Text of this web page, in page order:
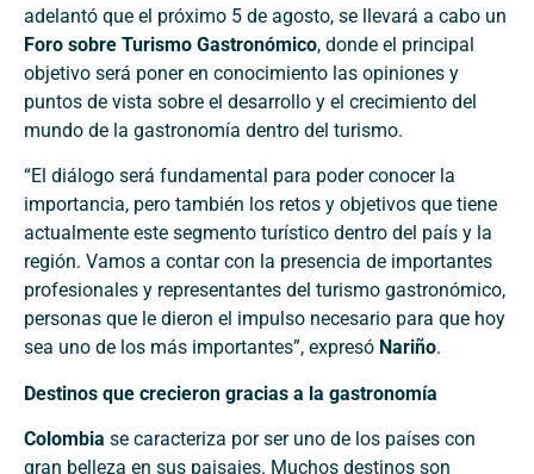
adelantó que el próximo 5 de agosto, se llevará a cabo un
Foro sobre Turismo Gastronómico, donde el principal
objetivo será poner en conocimiento las opiniones y
puntos de vista sobre el desarrollo y el crecimiento del
mundo de la gastronomía dentro del turismo.
“El diálogo será fundamental para poder conocer la
importancia, pero también los retos y objetivos que tiene
actualmente este segmento turístico dentro del país y la
región. Vamos a contar con la presencia de importantes
profesionales y representantes del turismo gastronómico,
personas que le dieron el impulso necesario para que hoy
sea uno de los más importantes”, expresó Nariño.
Destinos que crecieron gracias a la gastronomía
Colombia se caracteriza por ser uno de los países con
gran belleza en sus paisajes. Muchos destinos son